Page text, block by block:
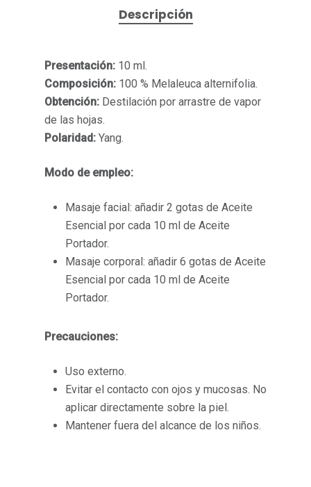
Descripción
Presentación: 10 ml.
Composición: 100 % Melaleuca alternifolia.
Obtención: Destilación por arrastre de vapor
de las hojas.
Polaridad: Yang.
Modo de empleo:
Masaje facial: añadir 2 gotas de Aceite
Esencial por cada 10 ml de Aceite
Portador.
Masaje corporal: añadir 6 gotas de Aceite
Esencial por cada 10 ml de Aceite
Portador.
Precauciones:
Uso externo.
Evitar el contacto con ojos y mucosas. No
aplicar directamente sobre la piel.
Mantener fuera del alcance de los niños.